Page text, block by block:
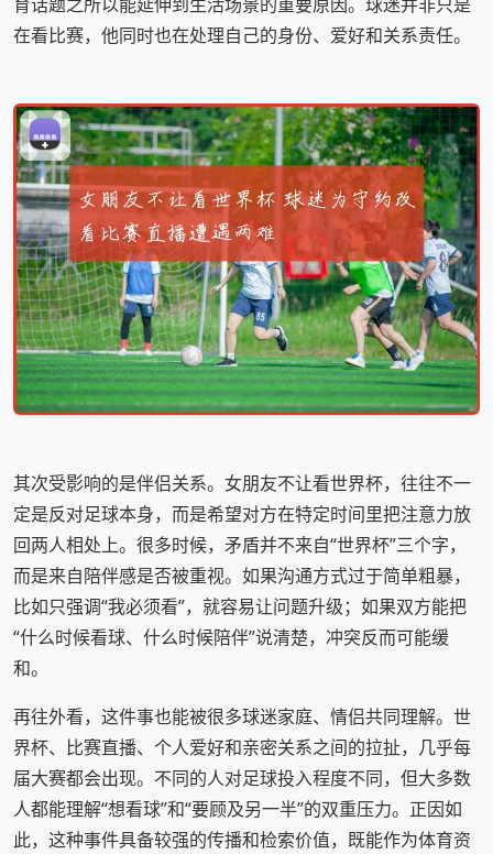
育话题之所以能延伸到生活场景的重要原因。球迷并非只是
在看比赛，他同时也在处理自己的身份、爱好和关系责任。
其次受影响的是伴侣关系。女朋友不让看世界杯，往往不一
定是反对足球本身，而是希望对方在特定时间里把注意力放
回两人相处上。很多时候，矛盾并不来自“世界杯”三个字，
而是来自陪伴感是否被重视。如果沟通方式过于简单粗暴，
比如只强调“我必须看”，就容易让问题升级；如果双方能把
“什么时候看球、什么时候陪伴”说清楚，冲突反而可能缓
和。
再往外看，这件事也能被很多球迷家庭、情侣共同理解。世
界杯、比赛直播、个人爱好和亲密关系之间的拉扯，几乎每
届大赛都会出现。不同的人对足球投入程度不同，但大多数
人都能理解“想看球”和“要顾及另一半”的双重压力。正因如
此，这种事件具备较强的传播和检索价值，既能作为体育资